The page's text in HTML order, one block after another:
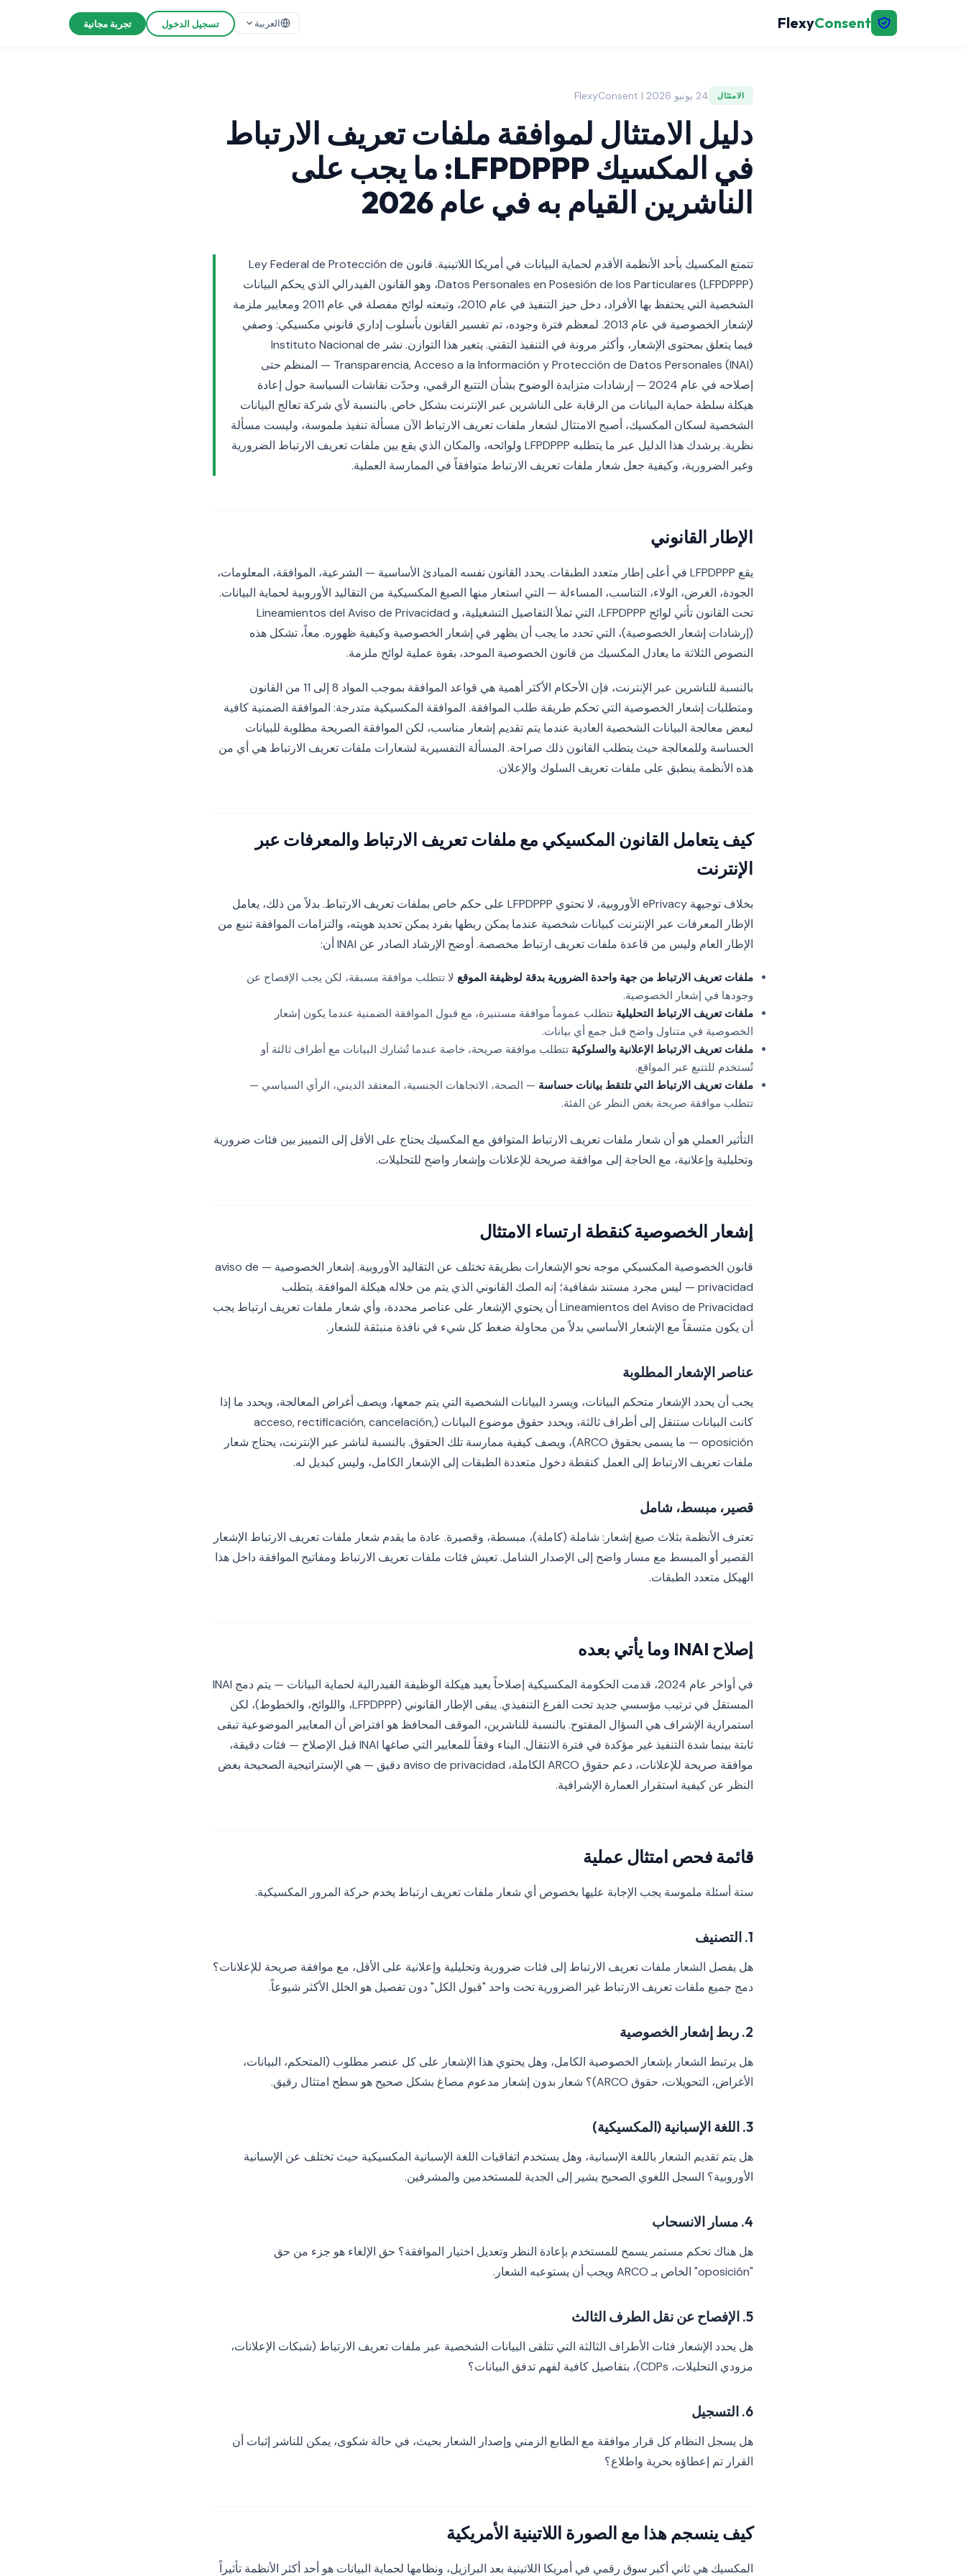
FlexyConsent العربية تسجيل الدخول تجربة مجانية
الامتثال 24 يونيو 2026 | FlexyConsent
دليل الامتثال لموافقة ملفات تعريف الارتباط
في المكسيك LFPDPPP: ما يجب على
الناشرين القيام به في عام 2026
تتمتع المكسيك بأحد الأنظمة الأقدم لحماية البيانات في أمريكا اللاتينية. قانون Ley Federal de Protección de
Datos Personales en Posesión de los Particulares (LFPDPPP)، وهو القانون الفيدرالي الذي يحكم البيانات
الشخصية التي يحتفظ بها الأفراد، دخل حيز التنفيذ في عام 2010، وتبعته لوائح مفصلة في عام 2011 ومعايير ملزمة
لإشعار الخصوصية في عام 2013. لمعظم فترة وجوده، تم تفسير القانون بأسلوب إداري قانوني مكسيكي: وصفي
فيما يتعلق بمحتوى الإشعار، وأكثر مرونة في التنفيذ التقني. يتغير هذا التوازن. نشر Instituto Nacional de
Transparencia, Acceso a la Información y Protección de Datos Personales (INAI) — المنظم حتى
إصلاحه في عام 2024 — إرشادات متزايدة الوضوح بشأن التتبع الرقمي، وحدّت نقاشات السياسة حول إعادة
هيكلة سلطة حماية البيانات من الرقابة على الناشرين عبر الإنترنت بشكل خاص. بالنسبة لأي شركة تعالج البيانات
الشخصية لسكان المكسيك، أصبح الامتثال لشعار ملفات تعريف الارتباط الآن مسألة تنفيذ ملموسة، وليست مسألة
نظرية. يرشدك هذا الدليل عبر ما يتطلبه LFPDPPP ولوائحه، والمكان الذي يقع بين ملفات تعريف الارتباط الضرورية
وغير الضرورية، وكيفية جعل شعار ملفات تعريف الارتباط متوافقاً في الممارسة العملية.
الإطار القانوني
يقع LFPDPPP في أعلى إطار متعدد الطبقات. يحدد القانون نفسه المبادئ الأساسية — الشرعية، الموافقة، المعلومات،
الجودة، الغرض، الولاء، التناسب، المساءلة — التي استعار منها الصيغ المكسيكية من التقاليد الأوروبية لحماية البيانات.
تحت القانون تأتي لوائح LFPDPPP، التي تملأ التفاصيل التشغيلية، و Lineamientos del Aviso de Privacidad
(إرشادات إشعار الخصوصية)، التي تحدد ما يجب أن يظهر في إشعار الخصوصية وكيفية ظهوره. معاً، تشكل هذه
النصوص الثلاثة ما يعادل المكسيك من قانون الخصوصية الموحد، بقوة عملية لوائح ملزمة.
بالنسبة للناشرين عبر الإنترنت، فإن الأحكام الأكثر أهمية هي قواعد الموافقة بموجب المواد 8 إلى 11 من القانون
ومتطلبات إشعار الخصوصية التي تحكم طريقة طلب الموافقة. الموافقة المكسيكية متدرجة: الموافقة الضمنية كافية
لبعض معالجة البيانات الشخصية العادية عندما يتم تقديم إشعار مناسب، لكن الموافقة الصريحة مطلوبة للبيانات
الحساسة وللمعالجة حيث يتطلب القانون ذلك صراحة. المسألة التفسيرية لشعارات ملفات تعريف الارتباط هي أي من
هذه الأنظمة ينطبق على ملفات تعريف السلوك والإعلان.
كيف يتعامل القانون المكسيكي مع ملفات تعريف الارتباط والمعرفات عبر
الإنترنت
بخلاف توجيهة ePrivacy الأوروبية، لا تحتوي LFPDPPP على حكم خاص بملفات تعريف الارتباط. بدلاً من ذلك، يعامل
الإطار المعرفات عبر الإنترنت كبيانات شخصية عندما يمكن ربطها بفرد يمكن تحديد هويته، والتزامات الموافقة تنبع من
الإطار العام وليس من قاعدة ملفات تعريف ارتباط مخصصة. أوضح الإرشاد الصادر عن INAI أن:
ملفات تعريف الارتباط من جهة واحدة الضرورية بدقة لوظيفة الموقع لا تتطلب موافقة مسبقة، لكن يجب الإفصاح عن
وجودها في إشعار الخصوصية.
ملفات تعريف الارتباط التحليلية تتطلب عموماً موافقة مستنيرة، مع قبول الموافقة الضمنية عندما يكون إشعار
الخصوصية في متناول واضح قبل جمع أي بيانات.
ملفات تعريف الارتباط الإعلانية والسلوكية تتطلب موافقة صريحة، خاصة عندما تُشارك البيانات مع أطراف ثالثة أو
تُستخدم للتتبع عبر المواقع.
ملفات تعريف الارتباط التي تلتقط بيانات حساسة — الصحة، الاتجاهات الجنسية، المعتقد الديني، الرأي السياسي —
تتطلب موافقة صريحة بغض النظر عن الفئة.
التأثير العملي هو أن شعار ملفات تعريف الارتباط المتوافق مع المكسيك يحتاج على الأقل إلى التمييز بين فئات ضرورية
وتحليلية وإعلانية، مع الحاجة إلى موافقة صريحة للإعلانات وإشعار واضح للتحليلات.
إشعار الخصوصية كنقطة ارتساء الامتثال
قانون الخصوصية المكسيكي موجه نحو الإشعارات بطريقة تختلف عن التقاليد الأوروبية. إشعار الخصوصية — aviso de
privacidad — ليس مجرد مستند شفافية؛ إنه الصك القانوني الذي يتم من خلاله هيكلة الموافقة. يتطلب
Lineamientos del Aviso de Privacidad أن يحتوي الإشعار على عناصر محددة، وأي شعار ملفات تعريف ارتباط يجب
أن يكون متسقاً مع الإشعار الأساسي بدلاً من محاولة ضغط كل شيء في نافذة منبثقة للشعار.
عناصر الإشعار المطلوبة
يجب أن يحدد الإشعار متحكم البيانات، ويسرد البيانات الشخصية التي يتم جمعها، ويصف أغراض المعالجة، ويحدد ما إذا
كانت البيانات ستنقل إلى أطراف ثالثة، ويحدد حقوق موضوع البيانات (acceso, rectificación, cancelación,
oposición — ما يسمى بحقوق ARCO)، ويصف كيفية ممارسة تلك الحقوق. بالنسبة لناشر عبر الإنترنت، يحتاج شعار
ملفات تعريف الارتباط إلى العمل كنقطة دخول متعددة الطبقات إلى الإشعار الكامل، وليس كبديل له.
قصير، مبسط، شامل
تعترف الأنظمة بثلاث صيغ إشعار: شاملة (كاملة)، مبسطة، وقصيرة. عادة ما يقدم شعار ملفات تعريف الارتباط الإشعار
القصير أو المبسط مع مسار واضح إلى الإصدار الشامل. تعيش فئات ملفات تعريف الارتباط ومفاتيح الموافقة داخل هذا
الهيكل متعدد الطبقات.
إصلاح INAI وما يأتي بعده
في أواخر عام 2024، قدمت الحكومة المكسيكية إصلاحاً يعيد هيكلة الوظيفة الفيدرالية لحماية البيانات — يتم دمج INAI
المستقل في ترتيب مؤسسي جديد تحت الفرع التنفيذي. يبقى الإطار القانوني (LFPDPPP، واللوائح، والخطوط)، لكن
استمرارية الإشراف هي السؤال المفتوح. بالنسبة للناشرين، الموقف المحافظ هو افتراض أن المعايير الموضوعية تبقى
ثابتة بينما شدة التنفيذ غير مؤكدة في فترة الانتقال. البناء وفقاً للمعايير التي صاغها INAI قبل الإصلاح — فئات دقيقة،
موافقة صريحة للإعلانات، دعم حقوق ARCO الكاملة، aviso de privacidad دقيق — هي الإستراتيجية الصحيحة بغض
النظر عن كيفية استقرار العمارة الإشرافية.
قائمة فحص امتثال عملية
ستة أسئلة ملموسة يجب الإجابة عليها بخصوص أي شعار ملفات تعريف ارتباط يخدم حركة المرور المكسيكية.
1. التصنيف
هل يفصل الشعار ملفات تعريف الارتباط إلى فئات ضرورية وتحليلية وإعلانية على الأقل، مع موافقة صريحة للإعلانات؟
دمج جميع ملفات تعريف الارتباط غير الضرورية تحت واحد "قبول الكل" دون تفصيل هو الخلل الأكثر شيوعاً.
2. ربط إشعار الخصوصية
هل يرتبط الشعار بإشعار الخصوصية الكامل، وهل يحتوي هذا الإشعار على كل عنصر مطلوب (المتحكم، البيانات،
الأغراض، التحويلات، حقوق ARCO)؟ شعار بدون إشعار مدعوم مصاغ بشكل صحيح هو سطح امتثال رقيق.
3. اللغة الإسبانية (المكسيكية)
هل يتم تقديم الشعار باللغة الإسبانية، وهل يستخدم اتفاقيات اللغة الإسبانية المكسيكية حيث تختلف عن الإسبانية
الأوروبية؟ السجل اللغوي الصحيح يشير إلى الجدية للمستخدمين والمشرفين.
4. مسار الانسحاب
هل هناك تحكم مستمر يسمح للمستخدم بإعادة النظر وتعديل اختيار الموافقة؟ حق الإلغاء هو جزء من حق
"oposición" الخاص بـ ARCO ويجب أن يستوعبه الشعار.
5. الإفصاح عن نقل الطرف الثالث
هل يحدد الإشعار فئات الأطراف الثالثة التي تتلقى البيانات الشخصية عبر ملفات تعريف الارتباط (شبكات الإعلانات،
مزودي التحليلات، CDPs)، بتفاصيل كافية لفهم تدفق البيانات؟
6. التسجيل
هل يسجل النظام كل قرار موافقة مع الطابع الزمني وإصدار الشعار بحيث، في حالة شكوى، يمكن للناشر إثبات أن
القرار تم إعطاؤه بحرية واطلاع؟
كيف ينسجم هذا مع الصورة اللاتينية الأمريكية
المكسيك هي ثاني أكبر سوق رقمي في أمريكا اللاتينية بعد البرازيل، ونظامها لحماية البيانات هو أحد أكثر الأنظمة تأثيراً